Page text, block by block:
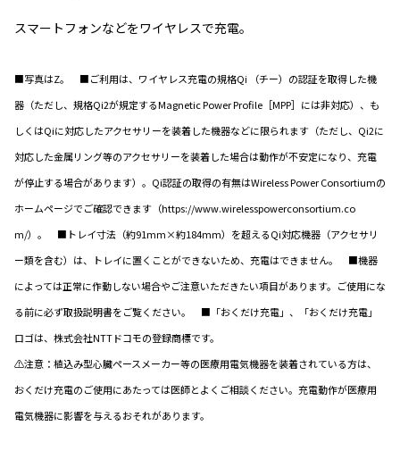
スマートフォンなどをワイヤレスで充電。
■写真はZ。 ■ご利用は、ワイヤレス充電の規格Qi （チー）の認証を取得した機
器（ただし、規格Qi2が規定するMagnetic Power Profile［MPP］には非対応）、も
しくはQiに対応したアクセサリーを装着した機器などに限られます（ただし、Qi2に
対応した金属リング等のアクセサリーを装着した場合は動作が不安定になり、充電
が停止する場合があります）。Qi認証の取得の有無はWireless Power Consortiumの
ホームページでご確認できます（https://www.wirelesspowerconsortium.co
m/）。 ■トレイ寸法（約91mm×約184mm）を超えるQi対応機器（アクセサリ
ー類を含む）は、トレイに置くことができないため、充電はできません。 ■機器
によっては正常に作動しない場合やご注意いただきたい項目があります。ご使用にな
る前に必ず取扱説明書をご覧ください。 ■「おくだけ充電」、「おくだけ充電」
ロゴは、株式会社NTTドコモの登録商標です。
⚠注意：植込み型心臓ペースメーカー等の医療用電気機器を装着されている方は、
おくだけ充電のご使用にあたっては医師とよくご相談ください。充電動作が医療用
電気機器に影響を与えるおそれがあります。